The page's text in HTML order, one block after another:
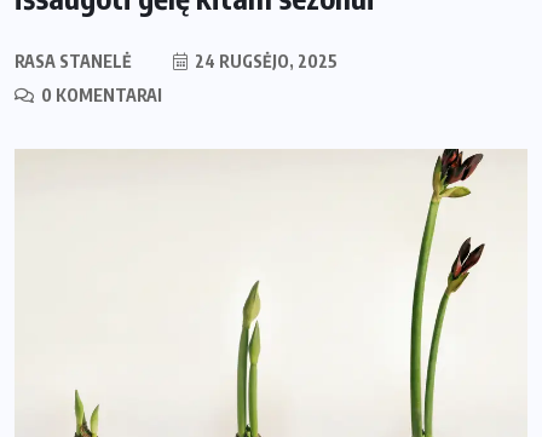
RASA STANELĖ
24 RUGSĖJO, 2025
0 KOMENTARAI